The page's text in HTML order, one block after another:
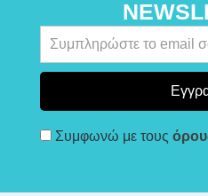
Συμφωνώ με τους